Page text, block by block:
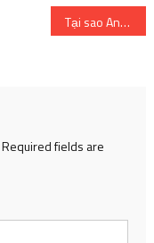
Tại sao Anime Kiznaiver của Studio Trigger không gây được tiếng vang như Kill la Kill?
Required fields are